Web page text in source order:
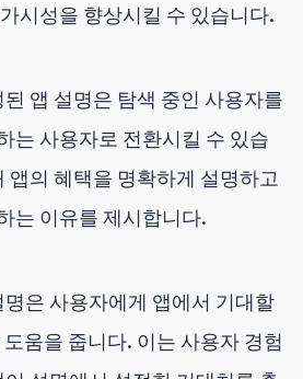
시성을 향상시킬 수 있습니다.
된 앱 설명은 탐색 중인 사용자를
는 사용자로 전환시킬 수 있습
앱의 혜택을 명확하게 설명하고
는 이유를 제시합니다.
명은 사용자에게 앱에서 기대할
움을 줍니다. 이는 사용자 경험